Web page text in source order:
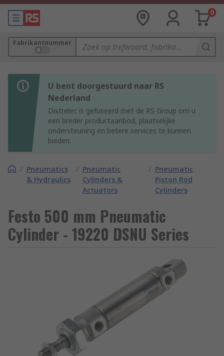
0
Fabrikantnummer
U bent doorgestuurd naar RS
Nederland
Distrelec is gefuseerd met de RS Group om u
een breder productaanbod, plaatselijke
ondersteuning en betere services te kunnen
bieden.
/ Pneumatics
& Hydraulics
/ Pneumatic
Cylinders &
Actuators
/ Pneumatic
Piston Rod
Cylinders
Festo 500 mm Pneumatic
Cylinder - 19220 DSNU Series